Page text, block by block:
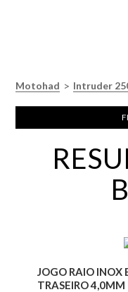
Motohad > Intruder
JOGO RAIO INOX
TRASEIRO 4,0MM